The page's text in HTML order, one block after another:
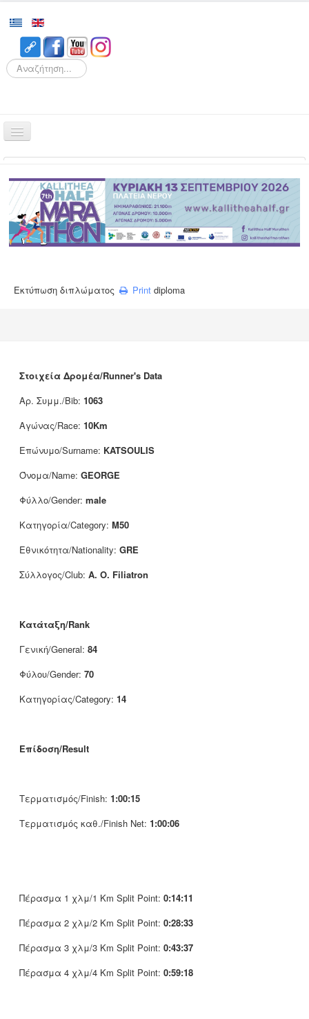
Search
Αγώνες
Διοργάνωση
Εθελοντισμός
Αποτελέσματα
Εκτύπωση διπλώματος Print diploma
Στοιχεία Δρομέα/Runner's Data
Αρ. Συμμ./Bib: 1063
Αγώνας/Race: 10Km
Επώνυμο/Surname: KATSOULIS
Όνομα/Name: GEORGE
Φύλλο/Gender: male
Κατηγορία/Category: M50
Εθνικότητα/Nationality: GRE
Σύλλογος/Club: A. O. Filiatron
Κατάταξη/Rank
Γενική/General: 84
Φύλου/Gender: 70
Κατηγορίας/Category: 14
Επίδοση/Result
Τερματισμός/Finish: 1:00:15
Τερματισμός καθ./Finish Net: 1:00:06
Πέρασμα 1 χλμ/1 Km Split Point: 0:14:11
Πέρασμα 2 χλμ/2 Km Split Point: 0:28:33
Πέρασμα 3 χλμ/3 Km Split Point: 0:43:37
Πέρασμα 4 χλμ/4 Km Split Point: 0:59:18